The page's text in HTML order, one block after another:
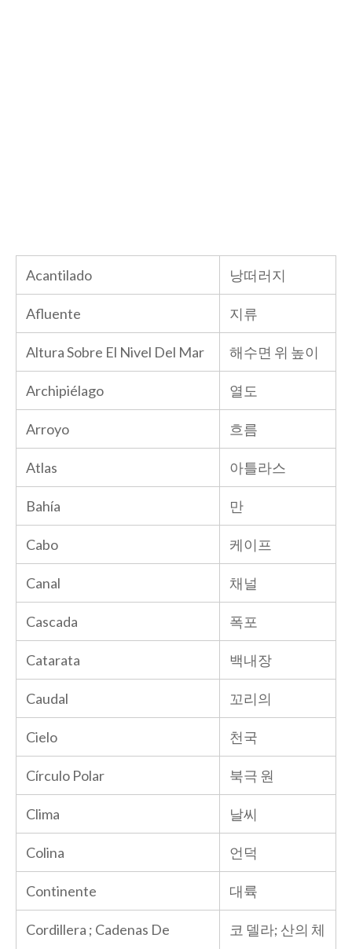
Acantilado 낭떠러지
Afluente 지류
Altura Sobre El Nivel Del Mar 해수면 위 높이
Archipiélago 열도
Arroyo 흐름
Atlas 아틀라스
Bahía 만
Cabo 케이프
Canal 채널
Cascada 폭포
Catarata 백내장
Caudal 꼬리의
Cielo 천국
Círculo Polar 북극 원
Clima 날씨
Colina 언덕
Continente 대륙
Cordillera ; Cadenas De
코 델라; 산의 체